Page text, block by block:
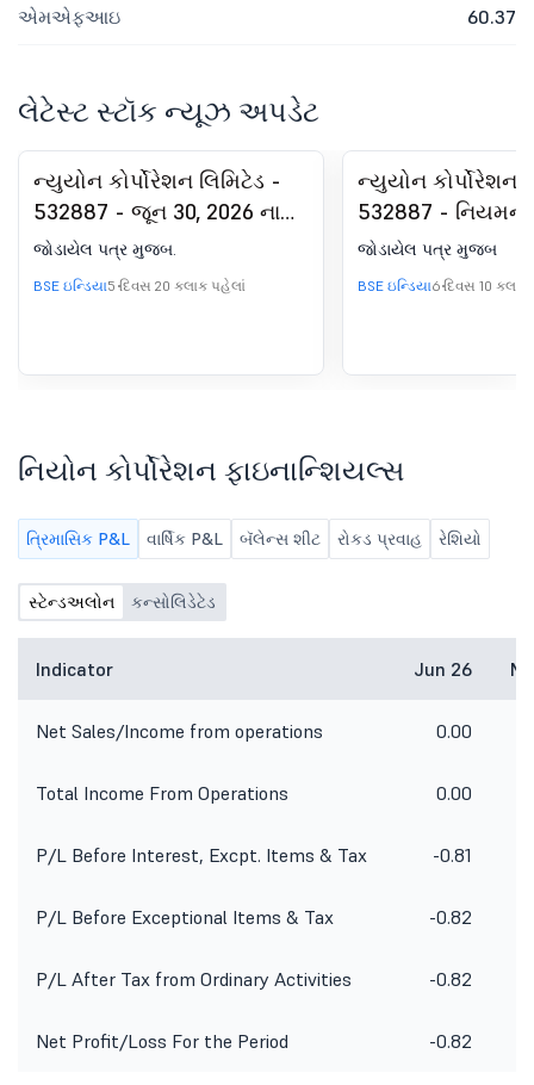
એમએફઆઇ 60.37
લેટેસ્ટ સ્ટૉક ન્યૂઝ અપડેટ
ન્યુયોન કોર્પોરેશન લિમિટેડ -
532887 - જૂન 30, 2026 ના
રોજ સમાપ્ત થયેલ ત્રિમાસિક
માટે ફાઇનાન્શિયલ પરિણામની
જોડાયેલ પત્ર મુજબ.
BSE ઇન્ડિયા5 દિવસ 20 કલાક પહેલાં
ન્યુયોન કોર્પોરેશન
532887 - નિયમન
હેઠળ જાહેરાત -
પબ્લિકેશન
જોડાયેલ પત્ર મુજબ
BSE ઇન્ડિયા6 દિવસ 10
નિયોન કોર્પોરેશન ફાઇનાન્શિયલ્સ
ત્રિમાસિક P&L વાર્ષિક P&L બૅલેન્સ શીટ રોકડ પ્રવાહ રેશિયો
સ્ટેન્ડઅલોન કન્સોલિડેટેડ
Indicator Jun 26
Net Sales/Income from operations 0.00
Total Income From Operations 0.00
P/L Before Interest, Excpt. Items & Tax -0.81
P/L Before Exceptional Items & Tax -0.82
P/L After Tax from Ordinary Activities -0.82
Net Profit/Loss For the Period -0.82